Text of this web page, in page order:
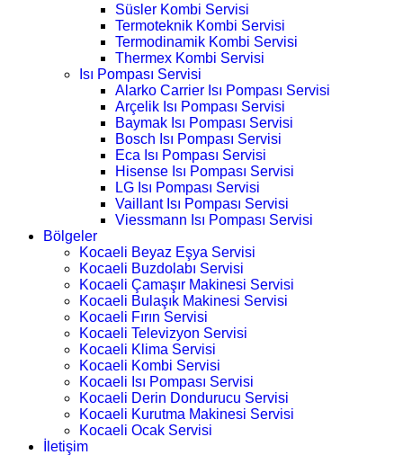
Süsler Kombi Servisi
Termoteknik Kombi Servisi
Termodinamik Kombi Servisi
Thermex Kombi Servisi
Isı Pompası Servisi
Alarko Carrier Isı Pompası Servisi
Arçelik Isı Pompası Servisi
Baymak Isı Pompası Servisi
Bosch Isı Pompası Servisi
Eca Isı Pompası Servisi
Hisense Isı Pompası Servisi
LG Isı Pompası Servisi
Vaillant Isı Pompası Servisi
Viessmann Isı Pompası Servisi
Bölgeler
Kocaeli Beyaz Eşya Servisi
Kocaeli Buzdolabı Servisi
Kocaeli Çamaşır Makinesi Servisi
Kocaeli Bulaşık Makinesi Servisi
Kocaeli Fırın Servisi
Kocaeli Televizyon Servisi
Kocaeli Klima Servisi
Kocaeli Kombi Servisi
Kocaeli Isı Pompası Servisi
Kocaeli Derin Dondurucu Servisi
Kocaeli Kurutma Makinesi Servisi
Kocaeli Ocak Servisi
İletişim